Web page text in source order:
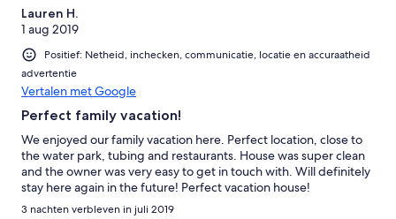
Lauren H.
1 aug 2019
Positief: Netheid, inchecken, communicatie, locatie en accuraatheid
advertentie
Vertalen met Google
Perfect family vacation!
We enjoyed our family vacation here. Perfect location, close to
the water park, tubing and restaurants. House was super clean
and the owner was very easy to get in touch with. Will definitely
stay here again in the future! Perfect vacation house!
3 nachten verbleven in juli 2019